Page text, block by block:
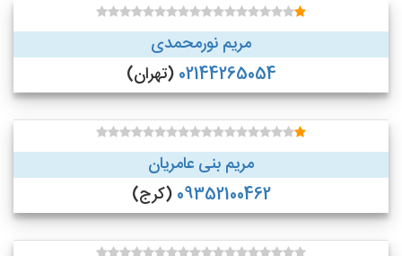
مریم نورمحمدی
02144265054 (تهران)
مریم بنی عامریان
09352100462 (کرج)